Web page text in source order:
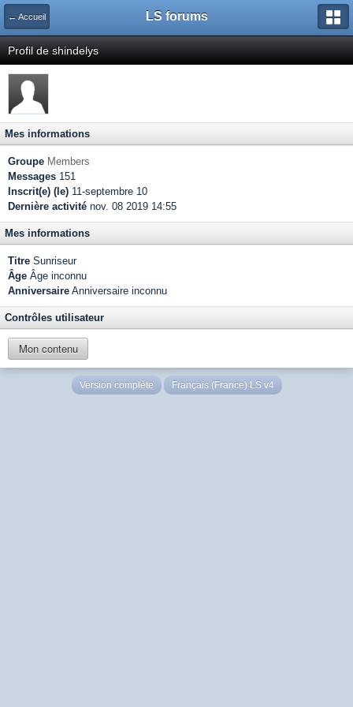
← Accueil LS forums
Profil de shindelys
Mes informations
Groupe Members
Messages 151
Inscrit(e) (le) 11-septembre 10
Dernière activité nov. 08 2019 14:55
Mes informations
Titre Sunriseur
Âge Âge inconnu
Anniversaire Anniversaire inconnu
Contrôles utilisateur
Mon contenu
Version complète Français (France) LS v4